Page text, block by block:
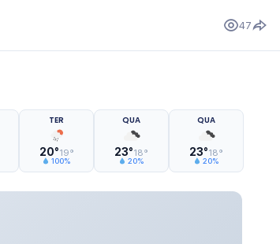
47
TER
20°19°
100%
QUA
23°18°
20%
QUA
23°18°
20%